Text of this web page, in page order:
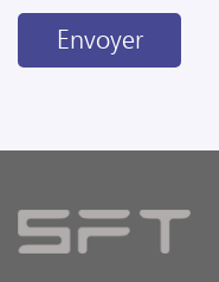
Envoyer